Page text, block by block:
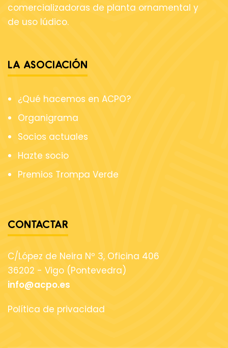
comercializadoras de planta ornamental y
de uso lúdico.
LA ASOCIACIÓN
¿Qué hacemos en ACPO?
Organigrama
Socios actuales
Hazte socio
Premios Trompa Verde
CONTACTAR
C/López de Neira Nº 3, Oficina 406
36202 - Vigo (Pontevedra)
info@acpo.es
Política de privacidad